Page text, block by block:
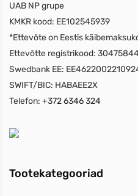
UAB NP grupe
KMKR kood: EE102545939
*Ettevõte on Eestis
Ettevõtte registrikood:
Swedbank EE:
SWIFT/BIC: HABAEE2X
Telefon: +372 6346 324
Tootekategooriad